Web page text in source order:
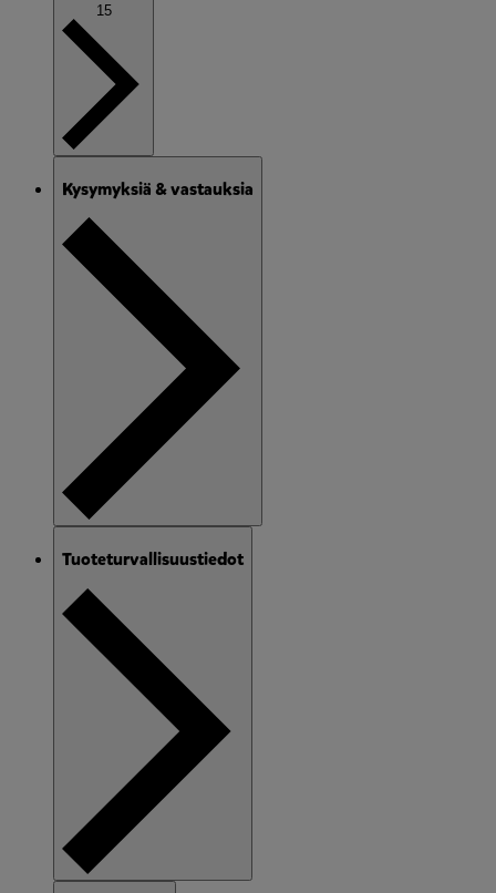
15
Kysymyksiä & vastauksia
Tuoteturvallisuustiedot